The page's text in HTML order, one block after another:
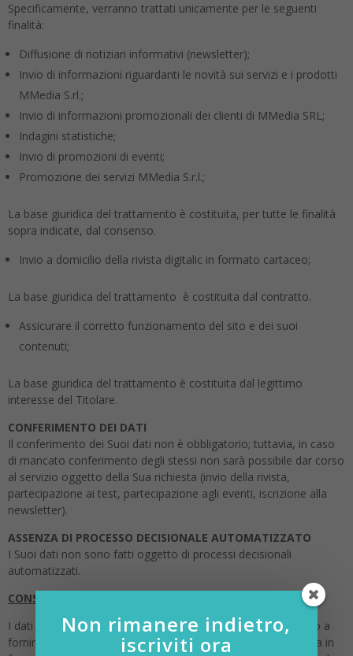
Specificamente, verranno trattati unicamente per le seguenti
finalità:
Diffusione di notiziari informativi (newsletter);
Invio di informazioni riguardanti le novità sui servizi e i prodotti
MMedia S.rl.;
Invio di informazioni promozionali dei clienti di MMedia SRL;
Indagini statistiche;
Invio di promozioni di eventi;
Promozione dei servizi MMedia S.r.l.;
La base giuridica del trattamento è costituita, per tutte le finalità
sopra indicate, dal consenso.
Invio a domicilio della rivista digitalic in formato cartaceo;
La base giuridica del trattamento è costituita dal contratto.
Assicurare il corretto funzionamento del sito e dei suoi
contenuti;
La base giuridica del trattamento è costituita dal legittimo
interesse del Titolare.
CONFERIMENTO DEI DATI
Il conferimento dei Suoi dati non è obbligatorio; tuttavia, in caso
di mancato conferimento degli stessi non sarà possibile dar corso
al servizio oggetto della Sua richiesta (invio della rivista,
partecipazione ai test, partecipazione agli eventi, iscrizione alla
newsletter).
ASSENZA DI PROCESSO DECISIONALE AUTOMATIZZATO
I Suoi dati non sono fatti oggetto di processi decisionali
automatizzati.
CONSERVAZIONE DEI DATI
I dati saranno trattati esclusivamente per il tempo necessario a
fornire il servizio descritto nel sito o per il recapito della rivista in
Non rimanere indietro,
iscriviti ora